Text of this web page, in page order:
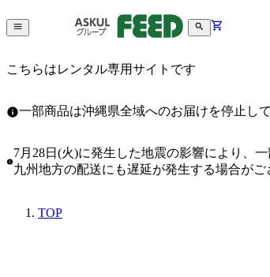
こちらはレンタル専用サイトです
一部商品は沖縄県全域へのお届けを停止し
7月28日(火)に発生した地震の影響により、
九州地方の配送にも遅延が発生する場合が
TOP